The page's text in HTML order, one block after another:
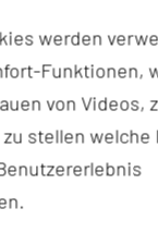
und uns
der
Peuker.
der
der
werden
Funktionen,
von Videos,
stellen welche